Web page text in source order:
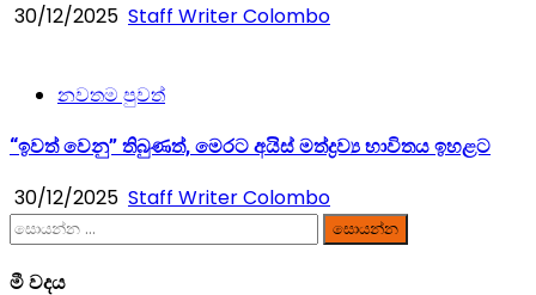
30/12/2025 Staff Writer Colombo
නවතම පුවත්
“ඉවත් වෙනු” තිබුණත්, මෙරට අයිස් මත්ද්‍රව්‍ය භාවිතය ඉහළට
30/12/2025 Staff Writer Colombo
සොයන්න:
මී වදය